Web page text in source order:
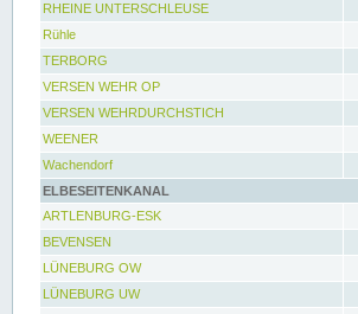
RHEINE UNTERSCHLEUSE
Rühle
TERBORG
VERSEN WEHR OP
VERSEN WEHRDURCHSTICH
WEENER
Wachendorf
ELBESEITENKANAL
ARTLENBURG-ESK
BEVENSEN
LÜNEBURG OW
LÜNEBURG UW